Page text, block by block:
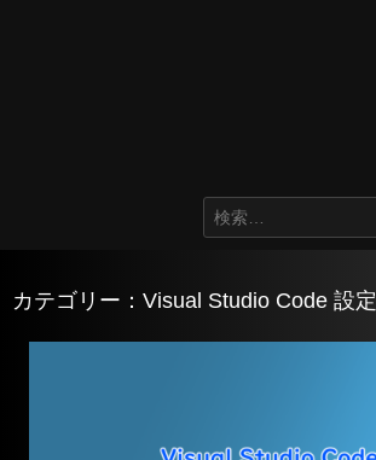
カテゴリー：Visual Studio Code 設定